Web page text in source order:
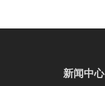
新闻中心